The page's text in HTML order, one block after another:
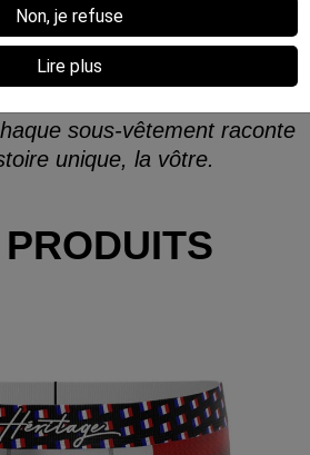
l'héritage d'une tradition
dans la modernité et
le goût du raffinement à la
sous-vêtement raconte
unique, la vôtre.
Non, je refuse
Lire plus